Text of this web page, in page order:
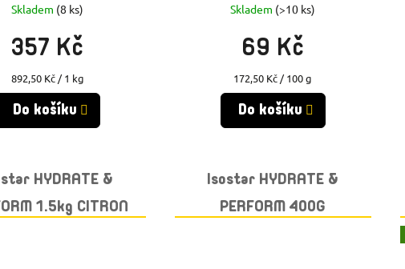
Skladem (8 ks)
357 Kč
Měrná
cena:
892,50 Kč / 1 kg
Do košíku
Skladem (>10 ks)
69 Kč
Měrná
cena:
172,50 Kč / 100 g
Do košíku
HYDRATE &
1.5kg CITRON
Isostar HYDRATE &
PERFORM 400G